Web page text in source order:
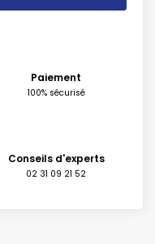
Paiement
100% sécurisé
Conseils d'experts
02 31 09 21 52